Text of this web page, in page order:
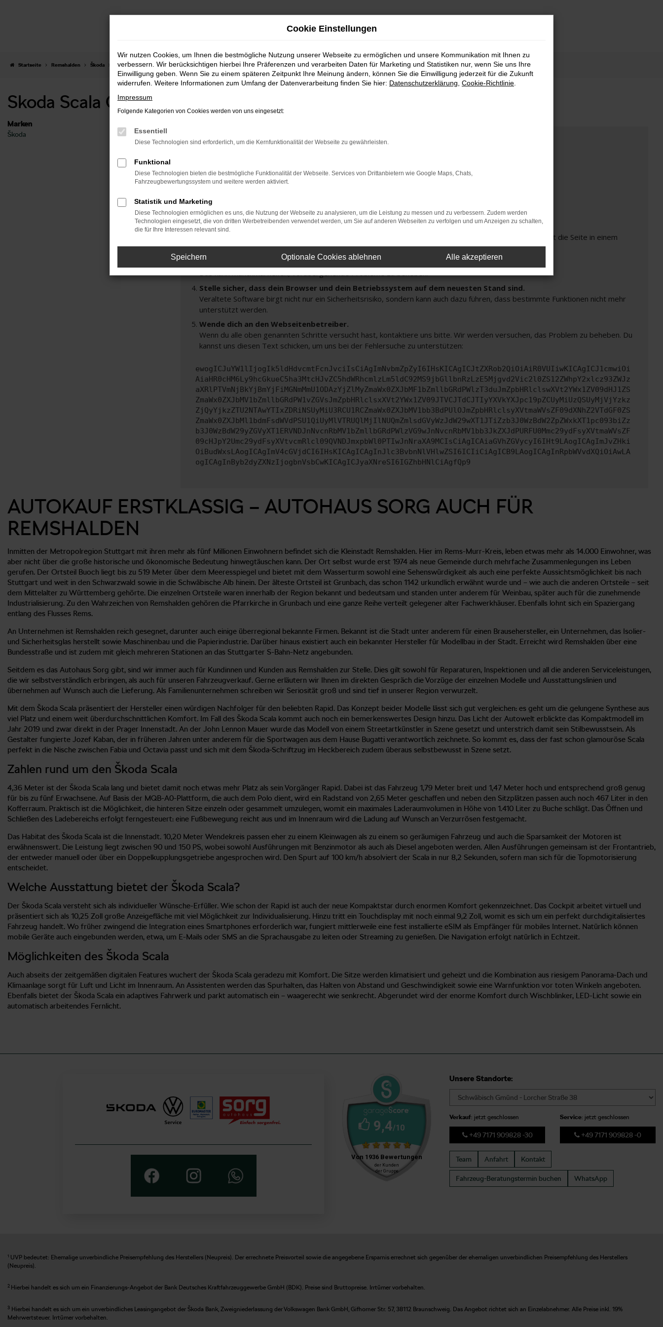
Startseite Remshalden Škoda Škoda Scala Skoda Scala Gebrauchtwagen Remshalden
Skoda Scala Gebrauchtwagen Remshalden
Marken
Škoda Fehler: Network Error
Beim Laden ist ein Fehler aufgetreten.
Hier sind ein paar Tipps, die dir helfen können:
Überprüfe deine Firewall und deine Internetverbindung.
Laden andere Webseiten, zum Beispiel deine Suchmaschine?
Prüfe deine Browsererweiterungen.
Manche Erweiterungen, wie Werbeblocker, können das Laden bestimmter Seiten verhindern. Funktioniert die Seite in einem
anderen Browser oder in einem privaten Fenster?
Starte dein Gerät neu.
Das kann manchmal helfen, vorübergehende Probleme zu beheben.
Stelle sicher, dass dein Browser und dein Betriebssystem auf dem neuesten Stand sind.
Veraltete Software birgt nicht nur ein Sicherheitsrisiko, sondern kann auch dazu führen, dass bestimmte Funktionen nicht mehr
unterstützt werden.
Wende dich an den Webseitenbetreiber.
Wenn du alle oben genannten Schritte versucht hast, kontaktiere uns bitte. Wir werden versuchen, das Problem zu beheben. Du
kannst uns diesen Text schicken, um uns bei der Fehlersuche zu unterstützen:
ewogICJuYW1lIjogIk5ldHdvcmtFcnJvciIsCiAgImNvbmZpZyI6IHsKICAgICJtZXRob2QiOiAiR0VUIiwKICAgICJ1cmwiOi
AiaHR0cHM6Ly9hcGkueC5ha3MtcHJvZC5hdWRhcmlzLm5ldC92MS9jbGllbnRzLzE5Mjgvd2Vic2l0ZS12ZWhpY2xlcz93ZWJz
aXRlPTVmNjBkYjBmYjFiMGNmMmU1ODAzYjZlMyZmaWx0ZXJbMF1bZmllbGRdPWlzT3duJmZpbHRlclswXVt2YWx1ZV09dHJ1ZS
ZmaWx0ZXJbMV1bZmllbGRdPW1vZGVsJmZpbHRlclsxXVt2YWx1ZV09JTVCJTdCJTIyYXVkYXJpc19pZCUyMiUzQSUyMjVjYzkz
ZjQyYjkzZTU2NTAwYTIxZDRiNSUyMiU3RCU1RCZmaWx0ZXJbMV1bb3BdPUlOJmZpbHRlclsyXVtmaWVsZF09dXNhZ2VTdGF0ZS
ZmaWx0ZXJbMl1bdmFsdWVdPSU1QiUyMlVTRUQlMjIlNUQmZmlsdGVyWzJdW29wXT1JTiZzb3J0WzBdW2ZpZWxkXT1pc093biZz
b3J0WzBdW29yZGVyXT1ERVNDJnNvcnRbMV1bZmllbGRdPWlzVG9wJnNvcnRbMV1bb3JkZXJdPURFU0Mmc29ydFsyXVtmaWVsZF
09cHJpY2Umc29ydFsyXVtvcmRlcl09QVNDJmxpbWl0PTIwJnNraXA9MCIsCiAgICAiaGVhZGVycyI6IHt9LAogICAgImJvZHki
OiBudWxsLAogICAgImV4cGVjdCI6IHsKICAgICAgInJlc3BvbnNlVHlwZSI6ICIiCiAgICB9LAogICAgInRpbWVvdXQiOiAwLA
ogICAgInByb2dyZXNzIjogbnVsbCwKICAgICJyaXNreSI6IGZhbHNlCiAgfQp9
AUTOKAUF ERSTKLASSIG – AUTOHAUS SORG AUCH FÜR
REMSHALDEN
Inmitten der Metropolregion Stuttgart mit ihren mehr als fünf Millionen Einwohnern befindet sich die Kleinstadt Remshalden. Hier im Rems-Murr-Kreis, leben etwas mehr als 14.000 Einwohner, was
aber nicht über die große historische und ökonomische Bedeutung hinwegtäuschen kann. Der Ort selbst wurde erst 1974 als neue Gemeinde durch mehrfache Zusammenlegungen ins Leben
gerufen. Der Ortsteil Buoch liegt bis zu 519 Meter über dem Meeresspiegel und bietet mit dem Wasserturm sowohl eine Sehenswürdigkeit als auch eine perfekte Aussichtsmöglichkeit bis nach
Stuttgart und weit in den Schwarzwald sowie in die Schwäbische Alb hinein. Der älteste Ortsteil ist Grunbach, das schon 1142 urkundlich erwähnt wurde und – wie auch die anderen Ortsteile – seit
dem Mittelalter zu Württemberg gehörte. Die einzelnen Ortsteile waren innerhalb der Region bekannt und bedeutsam und standen unter anderem für Weinbau, später auch für die zunehmende
Industrialisierung. Zu den Wahrzeichen von Remshalden gehören die Pfarrkirche in Grunbach und eine ganze Reihe verteilt gelegener alter Fachwerkhäuser. Ebenfalls lohnt sich ein Spaziergang
entlang des Flusses Rems.
An Unternehmen ist Remshalden reich gesegnet, darunter auch einige überregional bekannte Firmen. Bekannt ist die Stadt unter anderem für einen Brausehersteller, ein Unternehmen, das Isolier-
und Sicherheitsglas herstellt sowie Maschinenbau und die Papierindustrie. Darüber hinaus existiert auch ein bekannter Hersteller für Modellbau in der Stadt. Erreicht wird Remshalden über eine
Bundesstraße und ist zudem mit gleich mehreren Stationen an das Stuttgarter S-Bahn-Netz angebunden.
Seitdem es das Autohaus Sorg gibt, sind wir immer auch für Kundinnen und Kunden aus Remshalden zur Stelle. Dies gilt sowohl für Reparaturen, Inspektionen und all die anderen Serviceleistungen,
die wir selbstverständlich erbringen, als auch für unseren Fahrzeugverkauf. Gerne erläutern wir Ihnen im direkten Gespräch die Vorzüge der einzelnen Modelle und Ausstattungslinien und
übernehmen auf Wunsch auch die Lieferung. Als Familienunternehmen schreiben wir Seriosität groß und sind tief in unserer Region verwurzelt.
Mit dem Škoda Scala präsentiert der Hersteller einen würdigen Nachfolger für den beliebten Rapid. Das Konzept beider Modelle lässt sich gut vergleichen: es geht um die gelungene Synthese aus
viel Platz und einem weit überdurchschnittlichen Komfort. Im Fall des Škoda Scala kommt auch noch ein bemerkenswertes Design hinzu. Das Licht der Autowelt erblickte das Kompaktmodell im
Jahr 2019 und zwar direkt in der Prager Innenstadt. An der John Lennon Mauer wurde das Modell von einem Streetartkünstler in Szene gesetzt und unterstrich damit sein Stilbewusstsein. Als
Gestalter fungierte Jozef Kaban, der in früheren Jahren unter anderem für die Sportwagen aus dem Hause Bugatti verantwortlich zeichnete. So kommt es, dass der fast schon glamouröse Scala
perfekt in die Nische zwischen Fabia und Octavia passt und sich mit dem Škoda-Schriftzug im Heckbereich zudem überaus selbstbewusst in Szene setzt.
Zahlen rund um den Škoda Scala
4,36 Meter ist der Škoda Scala lang und bietet damit noch etwas mehr Platz als sein Vorgänger Rapid. Dabei ist das Fahrzeug 1,79 Meter breit und 1,47 Meter hoch und entsprechend groß genug
für bis zu fünf Erwachsene. Auf Basis der MQB-A0-Plattform, die auch dem Polo dient, wird ein Radstand von 2,65 Meter geschaffen und neben den Sitzplätzen passen auch noch 467 Liter in den
Kofferraum. Praktisch ist die Möglichkeit, die hinteren Sitze einzeln oder gesammelt umzulegen, womit ein maximales Laderaumvolumen in Höhe von 1.410 Liter zu Buche schlägt. Das Öffnen und
Schließen des Ladebereichs erfolgt ferngesteuert: eine Fußbewegung reicht aus und im Innenraum wird die Ladung auf Wunsch an Verzurrösen festgemacht.
Das Habitat des Škoda Scala ist die Innenstadt. 10,20 Meter Wendekreis passen eher zu einem Kleinwagen als zu einem so geräumigen Fahrzeug und auch die Sparsamkeit der Motoren ist
erwähnenswert. Die Leistung liegt zwischen 90 und 150 PS, wobei sowohl Ausführungen mit Benzinmotor als auch als Diesel angeboten werden. Allen Ausführungen gemeinsam ist der Frontantrieb,
der entweder manuell oder über ein Doppelkupplungsgetriebe angesprochen wird. Den Spurt auf 100 km/h absolviert der Scala in nur 8,2 Sekunden, sofern man sich für die Topmotorisierung
entscheidet.
Welche Ausstattung bietet der Škoda Scala?
Der Škoda Scala versteht sich als individueller Wünsche-Erfüller. Wie schon der Rapid ist auch der neue Kompaktstar durch enormen Komfort gekennzeichnet. Das Cockpit arbeitet virtuell und
präsentiert sich als 10,25 Zoll große Anzeigefläche mit viel Möglichkeit zur Individualisierung. Hinzu tritt ein Touchdisplay mit noch einmal 9,2 Zoll, womit es sich um ein perfekt durchdigitalisiertes
Fahrzeug handelt. Wo früher zwingend die Integration eines Smartphones erforderlich war, fungiert mittlerweile eine fest installierte eSIM als Empfänger für mobiles Internet. Natürlich können
mobile Geräte auch eingebunden werden, etwa, um E-Mails oder SMS an die Sprachausgabe zu leiten oder Streaming zu genießen. Die Navigation erfolgt natürlich in Echtzeit.
Möglichkeiten des Škoda Scala
Auch abseits der zeitgemäßen digitalen Features wuchert der Škoda Scala geradezu mit Komfort. Die Sitze werden klimatisiert und geheizt und die Kombination aus riesigem Panorama-Dach und
Klimaanlage sorgt für Luft und Licht im Innenraum. An Assistenten werden das Spurhalten, das Halten von Abstand und Geschwindigkeit sowie eine Warnfunktion vor toten Winkeln angeboten.
Ebenfalls bietet der Škoda Scala ein adaptives Fahrwerk und parkt automatisch ein – waagerecht wie senkrecht. Abgerundet wird der enorme Komfort durch Wischblinker, LED-Licht sowie ein
automatisch arbeitendes Fernlicht.
Unsere Standorte:
Verkauf: jetzt geschlossen
+49 7171 909828 -30
Service: jetzt geschlossen
+49 7171 909828 -0
Team Anfahrt Kontakt
Fahrzeug-Beratungstermin buchen WhatsApp
1 UVP bedeutet: Ehemalige unverbindliche Preisempfehlung des Herstellers (Neupreis). Der errechnete Preisvorteil sowie die angegebene Ersparnis errechnet sich gegenüber der ehemaligen unverbindlichen Preisempfehlung des Herstellers
(Neupreis).
2 Hierbei handelt es sich um ein Finanzierungs-Angebot der Bank Deutsches Kraftfahrzeuggewerbe GmbH (BDK). Preise sind Bruttopreise. Irrtümer vorbehalten.
3 Hierbei handelt es sich um ein unverbindliches Leasingangebot der Škoda Bank, Zweigniederlassung der Volkswagen Bank GmbH, Gifhorner Str. 57, 38112 Braunschweig. Das Angebot richtet sich an Einzelabnehmer. Alle Preise inkl. 19%
Mehrwertsteuer. Irrtümer vorbehalten.
Cookie Einstellungen
Wir nutzen Cookies, um Ihnen die bestmögliche Nutzung unserer Webseite zu ermöglichen und unsere Kommunikation mit Ihnen zu
verbessern. Wir berücksichtigen hierbei Ihre Präferenzen und verarbeiten Daten für Marketing und Statistiken nur, wenn Sie uns Ihre
Einwilligung geben. Wenn Sie zu einem späteren Zeitpunkt Ihre Meinung ändern, können Sie die Einwilligung jederzeit für die Zukunft
widerrufen. Weitere Informationen zum Umfang der Datenverarbeitung finden Sie hier: Datenschutzerklärung Cookie-Richtlinie
Impressum
Folgende Kategorien von Cookies werden von uns eingesetzt:
Essentiell
Diese Technologien sind erforderlich, um die Kernfunktionalität der Webseite zu gewährleisten.
Funktional
Diese Technologien bieten die bestmögliche Funktionalität der Webseite. Services von Drittanbietern wie Google Maps, Chats,
Fahrzeugbewertungssystem und weitere werden aktiviert.
Statistik und Marketing
Diese Technologien ermöglichen es uns, die Nutzung der Webseite zu analysieren, um die Leistung zu messen und zu verbessern. Zudem werden
Technologien eingesetzt, die von dritten Werbetreibenden verwendet werden, um Sie auf anderen Webseiten zu verfolgen und um Anzeigen zu schalten,
die für Ihre Interessen relevant sind.
Speichern Optionale Cookies ablehnen Alle akzeptieren